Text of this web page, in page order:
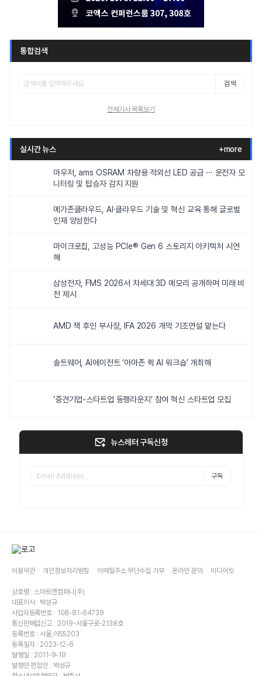
통합검색
검색
전체기사 목록보기
실시간 뉴스 +more
마우저, ams OSRAM 차량용 적외선 LED 공급 ··· 운전자 모
니터링 및 탑승자 감지 지원
메가존클라우드, AI·클라우드 기술 및 혁신 교육 통해 글로벌
인재 양성한다
마이크로칩, 고성능 PCIe® Gen 6 스토리지 아키텍처 시연
해
삼성전자, FMS 2026서 차세대 3D 메모리 공개하며 미래 비
전 제시
AMD 잭 후인 부사장, IFA 2026 개막 기조연설 맡는다
솔트웨어, AI에이전트 ‘아마존 퀵 AI 워크숍’ 개최해
‘중견기업-스타트업 동행라운지’ 참여 혁신 스타트업 모집
뉴스레터 구독신청
구독
이용약관 개인정보처리방침 이메일주소 무단수집 거부 온라인 문의 미디어킷
상호명 : 스마트앤컴퍼니(주)
대표이사 : 박성규
사업자등록번호 : 108-81-64739
통신판매업신고 : 2019-서울구로-2138호
등록번호 : 서울,아55203
등록일자 : 2023-12-6
발행일 : 2011-9-19
발행인·편집인 : 박성규